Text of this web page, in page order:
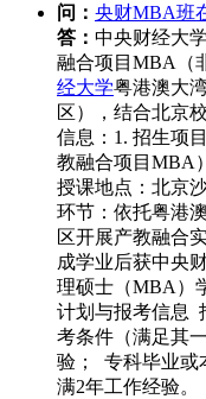
问： 央财MBA班
答： 中央财经大
融合项目MBA（
经大学粤港澳大
区），结合北京
信息：1. 招生项
教融合项目MBA
授课地点：北京
环节：依托粤港
区开展产教融合
成学业后获中央
理硕士（MBA）
计划与报考信息
考条件（满足其
验； 专科毕业或
满2年工作经验。